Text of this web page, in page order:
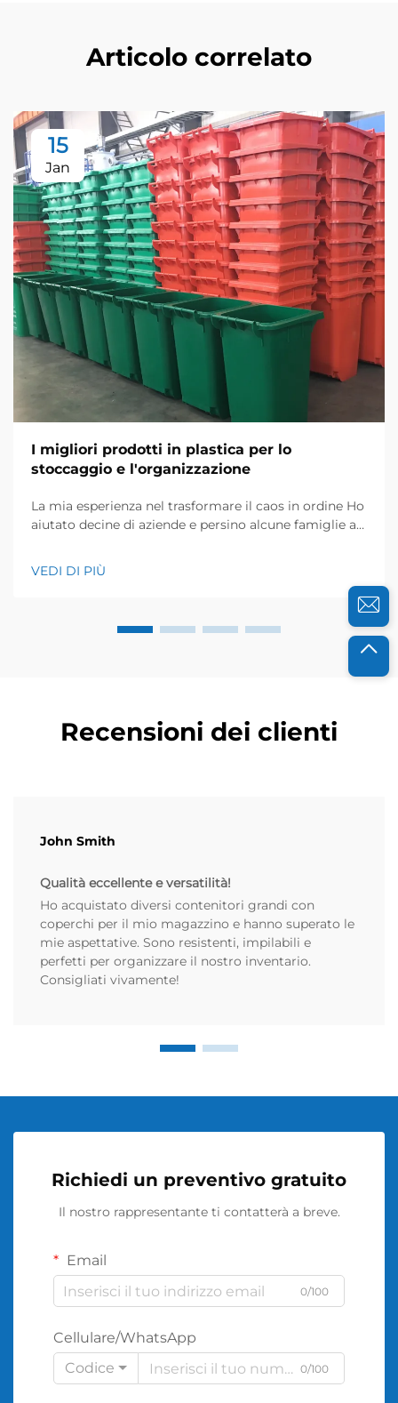
Articolo correlato
15
Jan
I migliori prodotti in plastica per lo
stoccaggio e l'organizzazione
La mia esperienza nel trasformare il caos in ordine Ho
aiutato decine di aziende e persino alcune famiglie a
bene quanto possano essere frustranti gli ambienti
disordinati. L'anno scorso, un magazzino di
VEDI DI PIÙ
Recensioni dei clienti
John Smith
Qualità eccellente e versatilità!
Ho acquistato diversi contenitori grandi con
coperchi per il mio magazzino e hanno superato le
mie aspettative. Sono resistenti, impilabili e
perfetti per organizzare il nostro inventario.
Consigliati vivamente!
Richiedi un preventivo gratuito
Il nostro rappresentante ti contatterà a breve.
Email
0/100
Cellulare/WhatsApp
Codice
0/100